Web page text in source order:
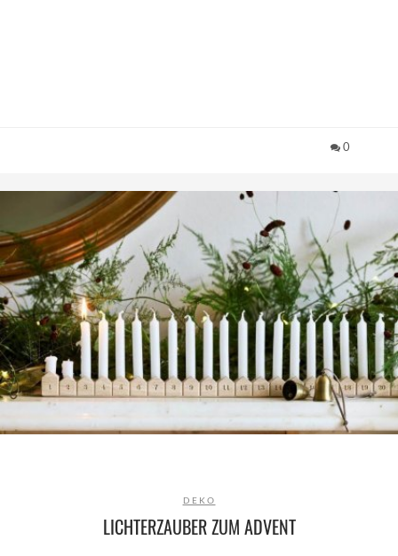
0
DEKO
LICHTERZAUBER ZUM ADVENT